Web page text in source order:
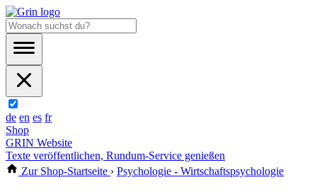
de en es fr
Shop
GRIN Website
Texte veröffentlichen, Rundum-Service genießen
Zur Shop-Startseite › Psychologie - Wirtschaftspsychologie